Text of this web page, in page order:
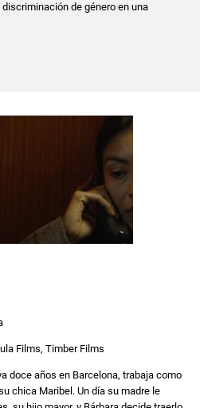
de género en una
Films, Timber Films
doce años en Barcelona, trabaja como
chica Maribel. Un día su madre le